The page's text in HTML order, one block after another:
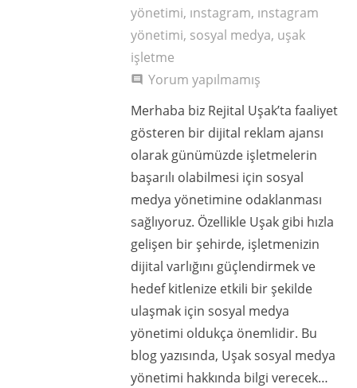
yönetimi, ınstagram, ınstagram
yönetimi, sosyal medya, uşak
işletme
comment
Yorum yapılmamış
Merhaba biz Rejital Uşak’ta faaliyet
gösteren bir dijital reklam ajansı
olarak günümüzde işletmelerin
başarılı olabilmesi için sosyal
medya yönetimine odaklanması
sağlıyoruz. Özellikle Uşak gibi hızla
gelişen bir şehirde, işletmenizin
dijital varlığını güçlendirmek ve
hedef kitlenize etkili bir şekilde
ulaşmak için sosyal medya
yönetimi oldukça önemlidir. Bu
blog yazısında, Uşak sosyal medya
yönetimi hakkında bilgi verecek…